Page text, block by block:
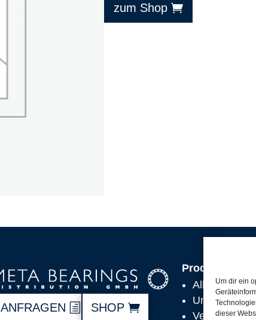
Um dir ein
dieser
zum Shop
ANFRAGEN SHOP
Produkte
Alle
Unsere
Versand,